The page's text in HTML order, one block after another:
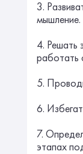
3.
мышление.
4. Решать
работать
5.
6.
7.
этапах